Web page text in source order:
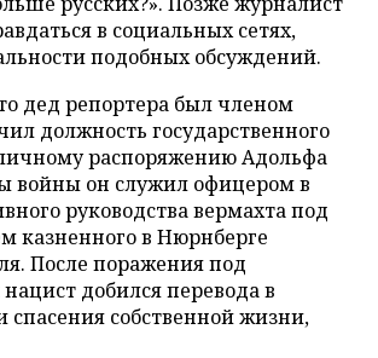
в социальных сетях,
подобных обсуждений.
дед репортера был членом
должность государственного
распоряжению Адольфа
войны он служил офицером в
руководства вермахта под
казненного в Нюрнберге
После поражения под
добился перевода в
спасения собственной жизни,